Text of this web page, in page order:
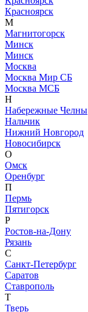
Красноярск
М
Магнитогорск
Минск
Минск
Москва
Москва Мир СБ
Москва МСБ
Н
Набережные Челны
Нальчик
Нижний Новгород
Новосибирск
О
Омск
Оренбург
П
Пермь
Пятигорск
Р
Ростов-на-Дону
Рязань
С
Санкт-Петербург
Саратов
Ставрополь
Т
Тверь